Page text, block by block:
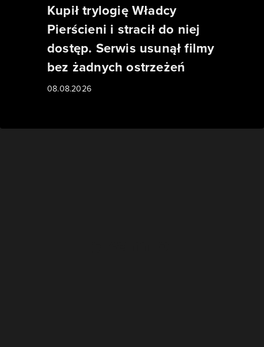
Kupił trylogię Władcy
Pierścieni i stracił do niej
dostęp. Serwis usunął filmy
bez żadnych ostrzeżeń
08.08.2026